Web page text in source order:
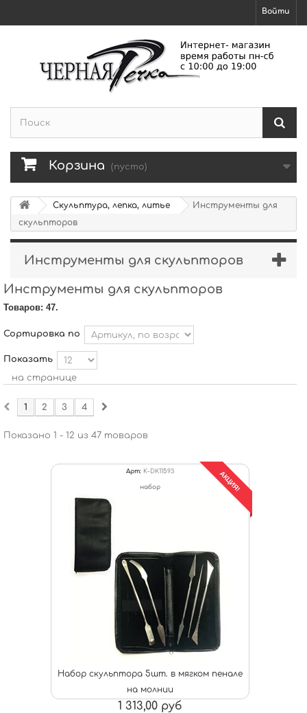
Войти
Корзина (пусто)
Скульптура, лепка, литье
Инструменты для
скульпторов
Инструменты для скульпторов
Инструменты для скульпторов
Товаров: 47.
Сортировка по
Показать
на странице
1 2 3 4
Показано 1 - 12 из 47 товаров
Арт: K-DК11593
набор
Набор скульптора 5шт. в мягком пенале
на молнии
АКЦИЯ!
1 313,00 руб